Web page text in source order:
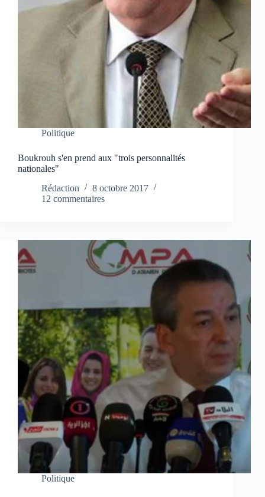
Politique
Boukrouh s'en prend aux "trois personnalités
nationales"
Rédaction
8 octobre 2017
12 commentaires
Politique